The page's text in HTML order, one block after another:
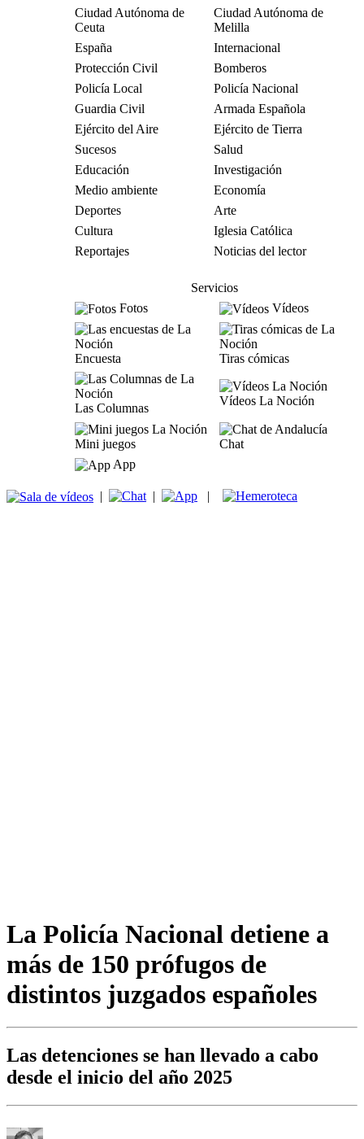
Ciudad Autónoma de
Ceuta
Ciudad Autónoma de
Melilla
España
Internacional
Protección Civil
Bomberos
Policía Local
Policía Nacional
Guardia Civil
Armada Española
Ejército del Aire
Ejército de Tierra
Sucesos
Salud
Educación
Investigación
Medio ambiente
Economía
Deportes
Arte
Cultura
Iglesia Católica
Reportajes
Noticias del lector
Servicios
Fotos
Vídeos
Encuesta Tiras cómicas
Las Columnas
Vídeos La Noción
Mini juegos
Chat
App
| | |
La Policía Nacional detiene a
más de 150 prófugos de
distintos juzgados españoles
Las detenciones se han llevado a cabo
desde el inicio del año 2025